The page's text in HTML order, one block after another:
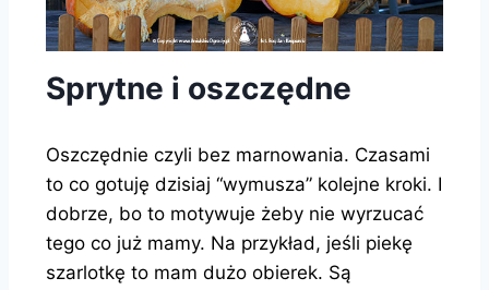
Sprytne i oszczędne
Oszczędnie czyli bez marnowania. Czasami
to co gotuję dzisiaj “wymusza” kolejne kroki. I
dobrze, bo to motywuje żeby nie wyrzucać
tego co już mamy. Na przykład, jeśli piekę
szarlotkę to mam dużo obierek. Są